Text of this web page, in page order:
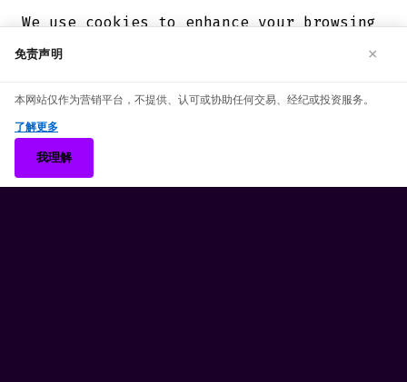
We use cookies to enhance your browsing
experience. By continuing to use our
cookies. See our Cookie Policyfor more
information.
Accept
免责声明 ×
本网站仅作为营销平台，不提供、认可或协助任何交易、经纪或投资服务。
了解更多
我理解